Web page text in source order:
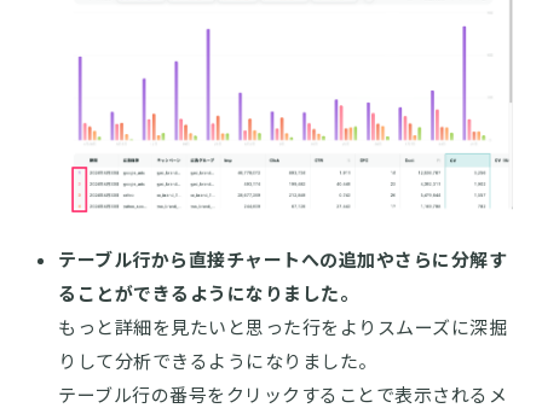
テーブル行から直接チャートへの追加やさらに分解す
ることができるようになりました。
もっと詳細を見たいと思った行をよりスムーズに深掘
りして分析できるようになりました。
テーブル行の番号をクリックすることで表示されるメ